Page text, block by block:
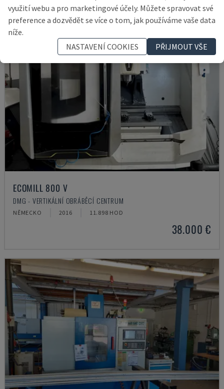
ECOMILL 800 V
DMG - VERTIKÁLNÍ OBRÁBĚCÍ CENTRUM
NĚMECKO 2016 11.898 HOD
38.000 €
využití webu a pro marketingové účely. Můžete spravovat své
preference a dozvědět se více o tom, jak používáme vaše data
níže.
NASTAVENÍ COOKIES
PŘIJMOUT VŠE